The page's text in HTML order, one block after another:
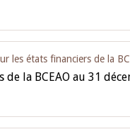
les états financiers de la
de la BCEAO au 31